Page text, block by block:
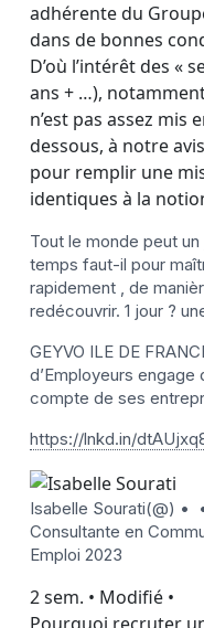
adhérente du
dans de bonnes
D’où l’intérêt des «
ans + …),
n’est pas assez mis
dessous, à notre
pour remplir une
identiques à la
Tout le monde peut
temps faut-il pour
rapidement , de
redécouvrir. 1 jour ?
GEYVO ILE DE
d’Employeurs
compte de ses
https://lnkd.in/
Isabelle Sourati(@) •
Consultante en
Emploi 2023
2 sem. • Modifié •